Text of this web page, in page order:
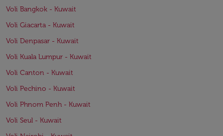
Voli Bangkok - Kuwait
Voli Giacarta - Kuwait
Voli Denpasar - Kuwait
Voli Kuala Lumpur - Kuwait
Voli Canton - Kuwait
Voli Pechino - Kuwait
Voli Phnom Penh - Kuwait
Voli Seul - Kuwait